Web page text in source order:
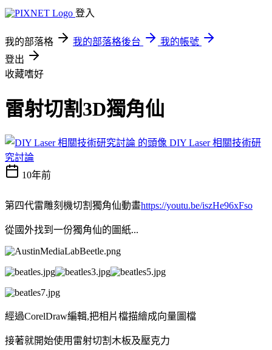
登入
我的部落格 我的部落格後台
我的帳號
登出
收藏嗜好
雷射切割3D獨角仙
DIY Laser 相關技術研
究討論
10年前
第四代雷雕刻機切割獨角仙動畫https://youtu.be/iszHe96xFso
從國外找到一份獨角仙的圖紙...
經過CorelDraw編輯,把相片檔描繪成向量圖檔
接著就開始使用雷射切割木板及壓克力